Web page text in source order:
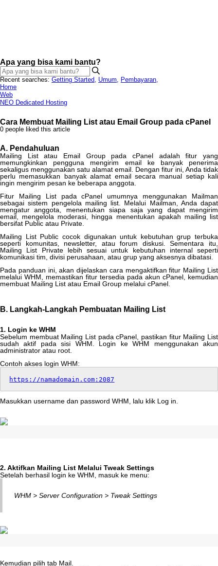
Apa yang bisa kami bantu?
Recent searches: Getting Started, Umum, Pembayaran,
Home
Web
NEO Dedicated Hosting
Cara Membuat Mailing List atau Email Group pada cPanel
0 people liked this article
A. Pendahuluan
Mailing List atau Email Group pada cPanel adalah fitur
yang
memungkinkan
pengguna mengirim email ke banyak
penerima
sekaligus menggunakan satu alamat email Dengan fitur ini Anda tidak
perlu memasukkan banyak alamat email secara manual setiap kali
ingin mengirim pesan ke beberapa anggota
Fitur
Mailing List pada cPanel umumnya menggunakan
Mailman
sebagai sistem pengelola mailing list Melalui Mailman Anda dapat
mengatur anggota menentukan siapa saja yang dapat
mengirim
email
mengelola moderasi hingga menentukan apakah mailing list
bersifat Public atau Private
Mailing
List Public cocok digunakan untuk kebutuhan grup terbuka
seperti
komunitas, newsletter, atau forum diskusi. Sementara itu
Mailing
List Private lebih sesuai untuk kebutuhan internal seperti
komunikasi tim divisi perusahaan atau grup yang aksesnya dibatasi
Pada panduan ini, akan dijelaskan cara mengaktifkan fitur Mailing List
melalui WHM memastikan fitur tersedia pada akun cPanel
kemudian
membuat Mailing List atau Email Group melalui cPanel
B. Langkah-Langkah Pembuatan Mailing List
1. Login ke WHM
Sebelum membuat Mailing List pada cPanel pastikan fitur Mailing List
sudah
aktif pada sisi WHM Login ke WHM menggunakan
akun
administrator atau root
Contoh akses login WHM:
https : //namadomain . com : 2087
Masukkan username dan password WHM lalu klik Log in
2. Aktifkan Mailing List Melalui Tweak Settings
Setelah berhasil login ke WHM masuk ke menu:
WHM > Server Configuration > Tweak Settings
Kemudian pilih tab Mail.